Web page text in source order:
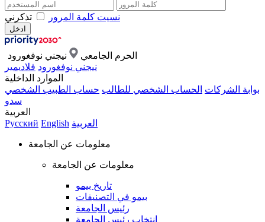
نسيت كلمة المرور تذكرني
الحرم الجامعي
نيجني نوفغورود
نيجني نوفغورود فلاديمير
الموارد الداخلية
بوابة الشركات الحساب الشخصي للطالب حساب الطبيب الشخصي
سدو
العربية
Русский English العربية
معلومات عن الجامعة
معلومات عن الجامعة
تاريخ بيمو
بيمو في التصنيفات
رئيس الجامعة
انتخاب رئيس الجامعة